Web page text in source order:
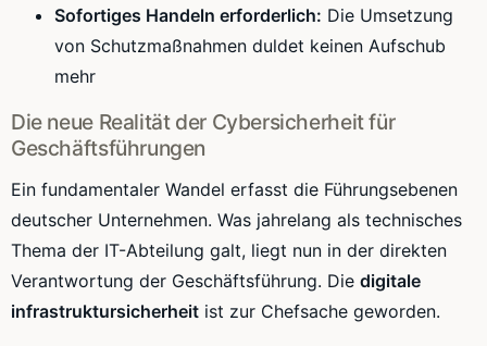
Sofortiges Handeln erforderlich: Die Umsetzung
von Schutzmaßnahmen duldet keinen Aufschub
mehr
Die neue Realität der Cybersicherheit für
Geschäftsführungen
Ein fundamentaler Wandel erfasst die Führungsebenen
deutscher Unternehmen. Was jahrelang als technisches
Thema der IT-Abteilung galt, liegt nun in der direkten
Verantwortung der Geschäftsführung. Die digitale
infrastruktursicherheit ist zur Chefsache geworden.